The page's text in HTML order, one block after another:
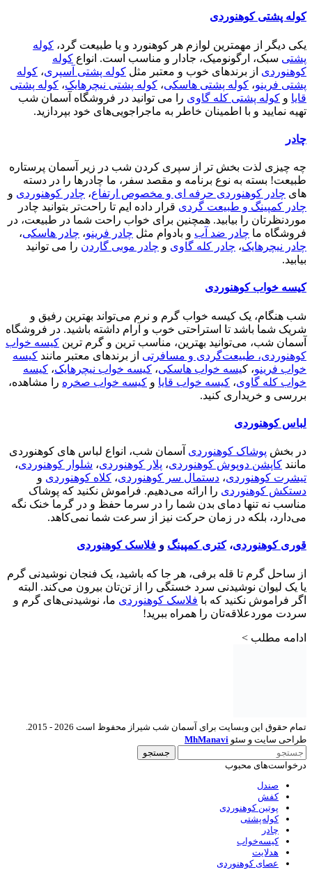
کوله پشتی کوهنوردی
یکی دیگر از مهمترین لوازم هر کوهنورد و یا طبیعت گرد، کوله
پشتی سبک، ارگونومیک، جادار و مناسب است. انواع کوله
کوهنوردی از برندهای خوب و معتبر مثل کوله پشتی آسپری، کوله
پشتی فرینو، کوله پشتی هاسکی، کوله پشتی نیچرهایک، کوله پشتی
قایا و کوله پشتی کله گاوی را می توانید در فروشگاه آسمان شب
تهیه نمایید و با اطمینان خاطر به ماجراجویی‌های خود بپردازید.
چادر
چه چیزی لذت بخش تر از سپری کردن شب در زیر آسمان پرستاره
طبیعت! بسته به نوع برنامه و مقصد سفر، ما چادرها را در دسته
های چادر کوهنوردی حرفه ای و مخصوص ارتفاع، چادر کوهنوردی و
چادر کمپینگ و طبیعت گردی قرار داده ایم تا راحت‌تر بتوانید چادر
موردنظرتان را بیابید. همچنین برای خواب راحت شما در طبیعت، در
فروشگاه ما چادر ضد آب و بادوام مثل چادر فرینو، چادر هاسکی،
چادر نیچرهایک، چادر کله گاوی و چادر موبی گاردن را می توانید
بیابید.
کیسه خواب کوهنوردی
شب هنگام، یک کیسه خواب گرم و نرم می‌تواند بهترین رفیق و
شریک شما باشد تا استراحتی خوب و آرام داشته باشید. در فروشگاه
آسمان شب، می‌توانید بهترین، مناسب ترین و گرم ترین کیسه خواب
کوهنوردی، طبیعت‌گردی و مسافرتی از برندهای معتبر مانند کیسه
خواب فرینو، کیسه خواب هاسکی، کیسه خواب نیچرهایک، کیسه
خواب کله گاوی، کیسه خواب قایا و کیسه خواب صخره را مشاهده،
بررسی و خریداری کنید.
لباس کوهنوردی
در بخش پوشاک کوهنوردی آسمان شب، انواع لباس های کوهنوردی
مانند کاپشن دوپوش کوهنوردی، پلار کوهنوردی، شلوار کوهنوردی،
تیشرت کوهنوردی، دستمال سر کوهنوردی، کلاه کوهنوردی و
دستکش کوهنوردی را ارائه می‌دهیم. فراموش نکنید که پوشاک
مناسب نه تنها دمای بدن شما را در سرما حفظ و در گرما خنک نگه
می‌دارد، بلکه در زمان حرکت نیز از سرعت شما نمی‌کاهد.
قوری کوهنوردی، کتری کمپینگ و فلاسک کوهنوردی
از ساحل گرم تا قله برفی، هر جا که باشید، یک فنجان نوشیدنی گرم
یا یک لیوان نوشیدنی سرد خستگی را از تن‌تان بیرون می‌کند. البته
اگر فراموش نکنید که با فلاسک کوهنوردی ما، نوشیدنی‌های گرم و
سردت موردعلاقه‌تان را همراه ببرید!
ادامه مطلب >
طراحی سایت و سئو MhManavi
جستجو
درخواست‌های محبوب
صندل
کفش
پوتین کوهنوردی
کوله‌پشتی
چادر
کیسه‌خواب
هدلایت
عصای کوهنوردی